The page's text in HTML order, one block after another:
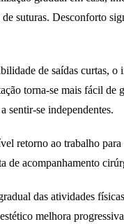
suturas. Desconforto
de saídas curtas, o
torna-se mais fácil de
sentir-se independentes.
retorno ao trabalho
de acompanhamento
das atividades
melhora